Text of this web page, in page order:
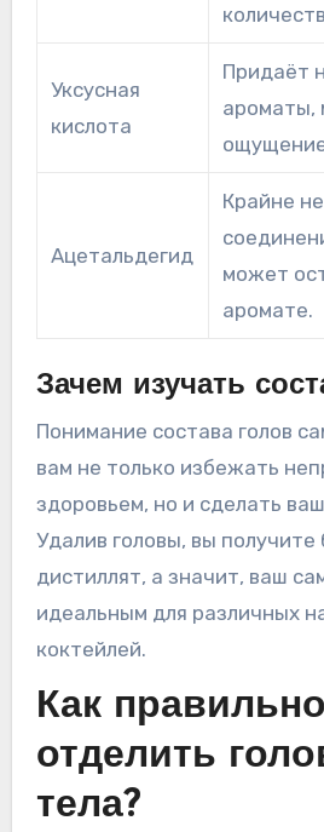
Уксусная
кислота
Придаёт
ароматы,
Ацетальдегид
Крайне
может
аромате.
Зачем изучать
Понимание состава голов
вам не только избежать
здоровьем, но и сделать
Удалив головы, вы получите
дистиллят, а значит, ваш
идеальным для различных
коктейлей.
Как правильно
отделить
тела?